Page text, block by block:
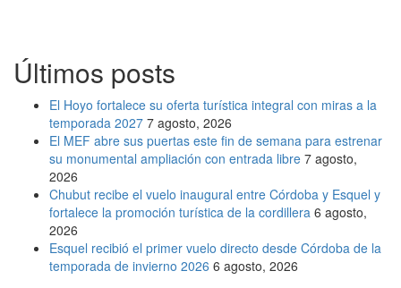
Últimos posts
El Hoyo fortalece su oferta turística integral con miras a la
temporada 2027 7 agosto, 2026
El MEF abre sus puertas este fin de semana para estrenar
su monumental ampliación con entrada libre 7 agosto,
2026
Chubut recibe el vuelo inaugural entre Córdoba y Esquel y
fortalece la promoción turística de la cordillera 6 agosto,
2026
Esquel recibió el primer vuelo directo desde Córdoba de la
temporada de invierno 2026 6 agosto, 2026